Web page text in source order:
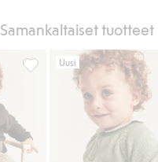
Samankaltaiset tuotteet
860908, Lisää suosikkeihin
Uusi